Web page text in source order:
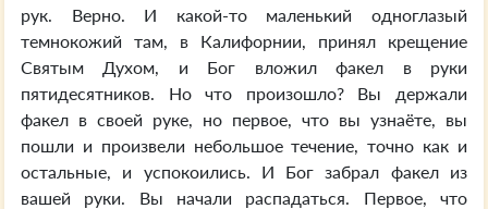
рук. Верно. И какой-то маленький одноглазый
темнокожий там, в Калифорнии, принял крещение
Святым Духом, и Бог вложил факел в руки
пятидесятников. Но что произошло? Вы держали
факел в своей руке, но первое, что вы узнаёте, вы
пошли и произвели небольшое течение, точно как и
остальные, и успокоились. И Бог забрал факел из
вашей руки. Вы начали распадаться. Первое, что